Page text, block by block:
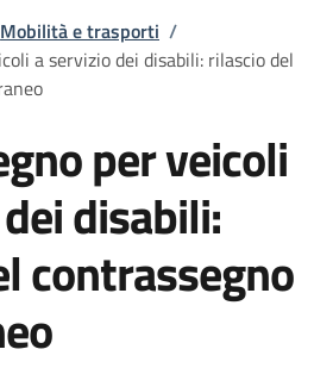
Mobilità e trasporti /
a servizio dei disabili: rilascio del
per veicoli
disabili:
contrassegno